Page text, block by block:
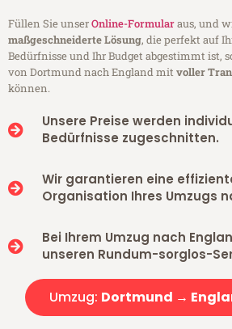
Füllen Sie unserOnline-Formularaus, und
maßgeschneiderte Lösung, die perfekt auf
Bedürfnisse und Ihr Budget abgestimmt ist,
von Dortmund nach England mitvoller
können.
Unsere Preise werden
Bedürfnisse zugeschnitten.
Wir garantieren eine
Organisation Ihres Umzugs
Bei Ihrem Umzug nach
unseren Rundum-sorglos-
Umzug: Dortmund →